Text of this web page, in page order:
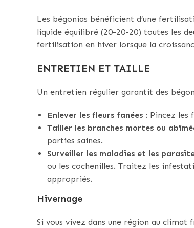
Les bégonias bénéficient d’une
liquide équilibré (20-20-20) toutes les
fertilisation en hiver lorsque la
ENTRETIEN ET TAILLE
Un entretien régulier garantit des
Enlever les fleurs fanées : Pincez les
Tailler les branches mortes ou
parties saines.
Surveiller les maladies et les
ou les cochenilles. Traitez les
appropriés.
Hivernage
Si vous vivez dans une région au